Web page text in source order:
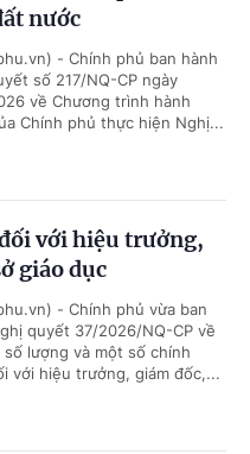
nước
- Chính phủ ban hành
số 217/NQ-CP ngày
về Chương trình hành
Chính phủ thực hiện Nghị...
với hiệu trưởng,
giáo dục
- Chính phủ vừa ban
quyết 37/2026/NQ-CP về
số lượng và một số chính
với hiệu trưởng, giám đốc,...